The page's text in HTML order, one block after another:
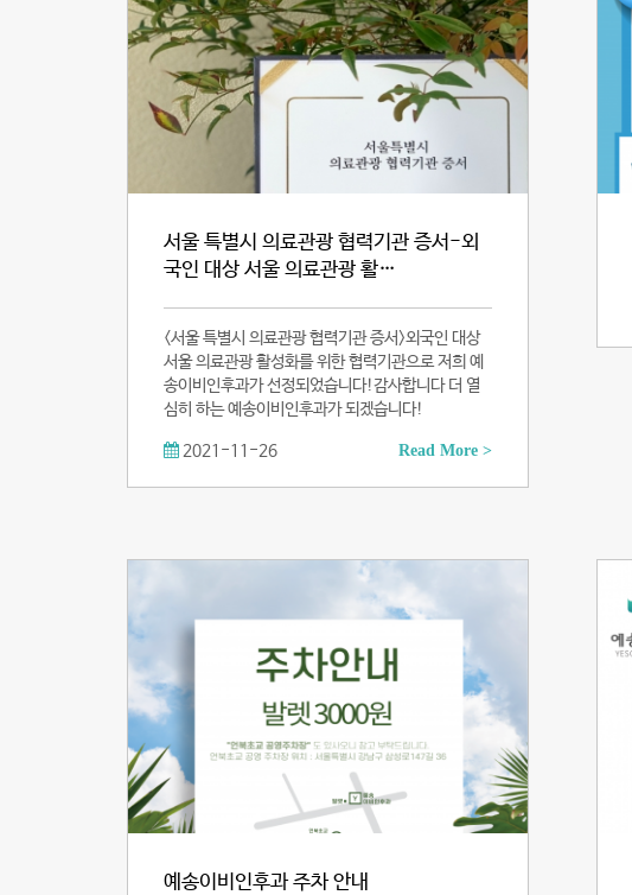
서울 특별시 의료관광 협력기관 증서-외
국인 대상 서울 의료관광 활…
<서울 특별시 의료관광 협력기관 증서>외국인 대상
서울 의료관광 활성화를 위한 협력기관으로 저희 예
송이비인후과가 선정되었습니다!감사합니다 더 열
심히 하는 예송이비인후과가 되겠습니다!
2021-11-26 Read More >
예송이비인후과 주차 안내